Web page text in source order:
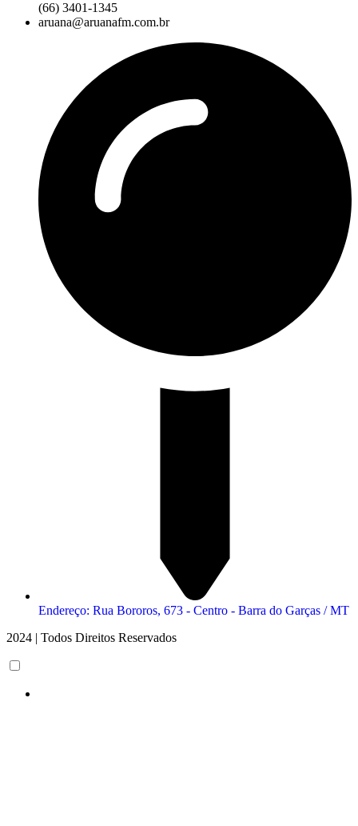
(66) 3401-1345
aruana@aruanafm.com.br
Endereço: Rua Bororos, 673 - Centro - Barra do Garças / MT
2024 | Todos Direitos Reservados